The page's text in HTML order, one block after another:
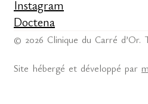
Instagram
Doctena
© 2026 Clinique du Carré d’Or.
Site hébergé et développé par